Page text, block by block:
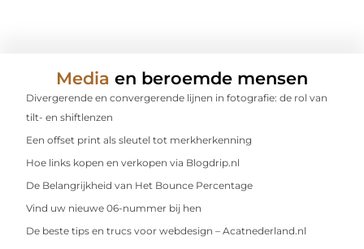
Media en beroemde mensen
Divergerende en convergerende lijnen in fotografie: de rol van
tilt- en shiftlenzen
Een offset print als sleutel tot merkherkenning
Hoe links kopen en verkopen via Blogdrip.nl
De Belangrijkheid van Het Bounce Percentage
Vind uw nieuwe 06-nummer bij hen
De beste tips en trucs voor webdesign – Acatnederland.nl